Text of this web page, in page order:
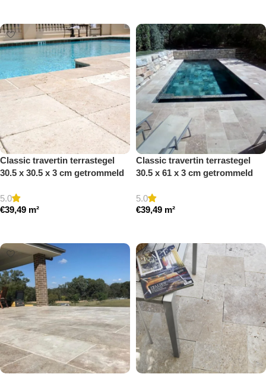
Classic travertin terrastegel
30.5 x 30.5 x 3 cm getrommeld
5.0
€39,49 m²
Classic travertin terrastegel
30.5 x 61 x 3 cm getrommeld
5.0
€39,49 m²